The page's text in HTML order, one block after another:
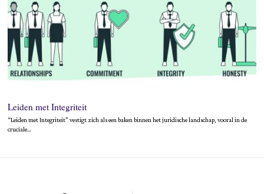
Leiden met Integriteit
“Leiden met Integriteit” vestigt zich als een baken binnen het juridische landschap, vooral in de
cruciale…